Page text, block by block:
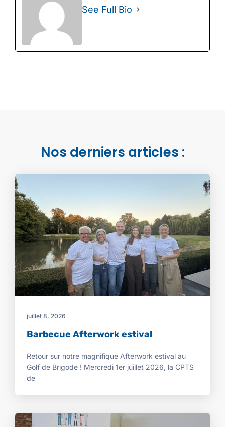
See Full Bio
Nos derniers articles :
juillet 8, 2026
Barbecue Afterwork estival
Retour sur notre magnifique Afterwork estival au
Golf de Brigode ! Mercredi 1er juillet 2026, la CPTS
de